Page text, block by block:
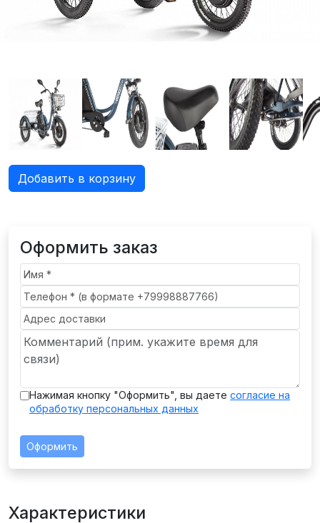
Добавить в корзину
Оформить заказ
Нажимая кнопку "Оформить", вы даете согласие на
обработку персональных данных
Оформить
Характеристики